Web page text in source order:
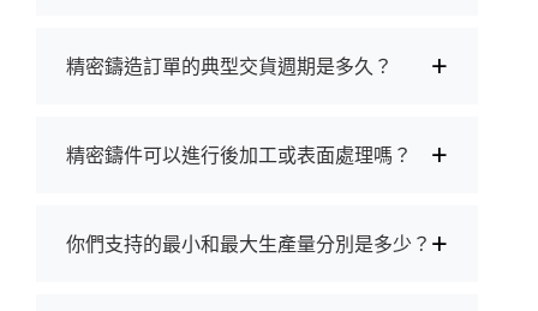
精密鑄造訂單的典型交貨週期是多久？ +
精密鑄件可以進行後加工或表面處理嗎？ +
你們支持的最小和最大生產量分別是多少？ +